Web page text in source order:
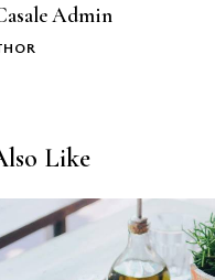
Admin
Like